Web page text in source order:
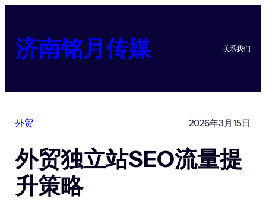
济南铭月传媒 联系我们
外贸 2026年3月15日
外贸独立站SEO流量提
升策略